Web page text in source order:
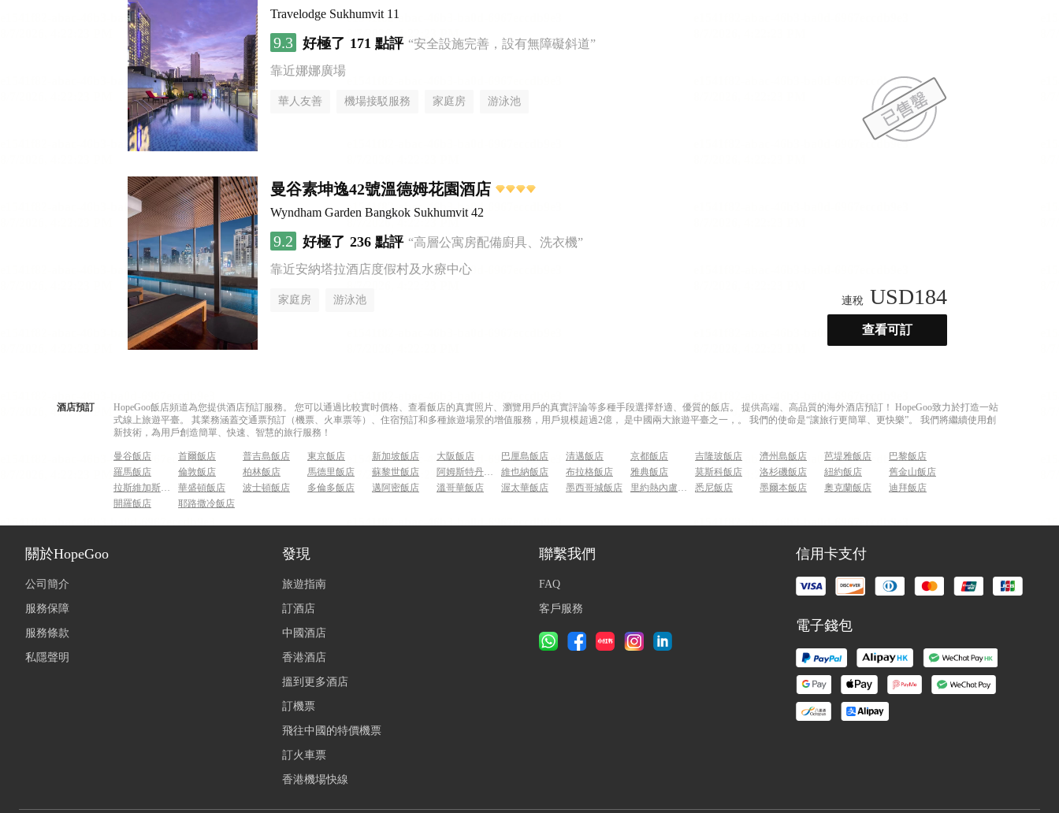
Travelodge Sukhumvit 11
9.3 好極了 171 點評 “安全設施完善，設有無障礙斜道”
靠近娜娜廣場
華人友善 機場接駁服務 家庭房 游泳池
曼谷素坤逸42號溫德姆花園酒店
Wyndham Garden Bangkok Sukhumvit 42
9.2 好極了 236 點評 “高層公寓房配備廚具、洗衣機”
靠近安納塔拉酒店度假村及水療中心
家庭房 游泳池 連稅 USD184
查看可訂
酒店預訂
HopeGoo飯店頻道為您提供酒店預訂服務。 您可以通過比較實时價格、查看飯店的真實照片、瀏覽用戶的真實評論等多種手段選擇舒適、優質的飯店。 提供高端、高品質的海外酒店預訂！ HopeGoo致力於打造一站
式線上旅遊平臺。 其業務涵蓋交通票預訂（機票、火車票等）、住宿預訂和多種旅遊場景的增值服務，用戶規模超過2億， 是中國兩大旅遊平臺之一，。 我們的使命是“讓旅行更簡單、更快樂”。 我們將繼續使用創
新技術，為用戶創造簡單、快速、智慧的旅行服務！
曼谷飯店 首爾飯店 普吉島飯店 東京飯店 新加坡飯店 大阪飯店 巴厘島飯店 清邁飯店 京都飯店 吉隆玻飯店 濟州島飯店 芭堤雅飯店
巴黎飯店
羅馬飯店
倫敦飯店 柏林飯店 馬德里飯店 蘇黎世飯店 阿姆斯特丹飯店 維也納飯店 布拉格飯店 雅典飯店 莫斯科飯店 洛杉磯飯店 紐約飯店
舊金山飯店
拉斯維加斯飯店
華盛頓飯店 波士頓飯店 多倫多飯店 邁阿密飯店 溫哥華飯店 渥太華飯店 墨西哥城飯店 里約熱內盧飯店 悉尼飯店 墨爾本飯店 奧克蘭飯店
迪拜飯店
開羅飯店
耶路撒冷飯店
關於HopeGoo
公司簡介
服務保障
服務條款
私隱聲明
發現
旅遊指南
訂酒店
中國酒店
香港酒店
搵到更多酒店
訂機票
飛往中國的特價機票
訂火車票
香港機場快線
聯繫我們
FAQ
客戶服務
信用卡支付
電子錢包